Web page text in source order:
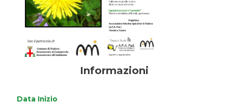
Informazioni
Data Inizio